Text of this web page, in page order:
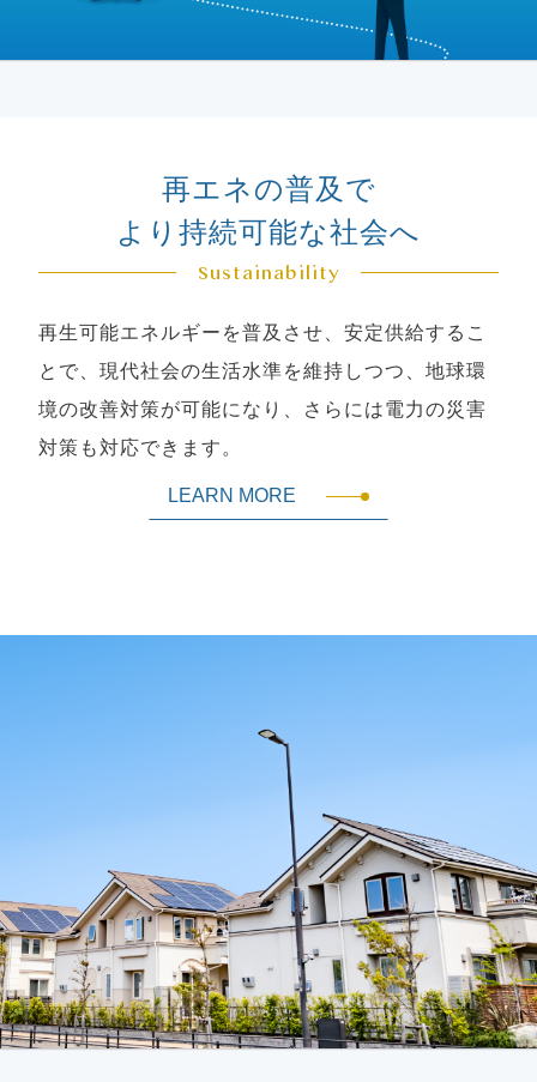
再エネの普及で
より持続可能な社会へ
Sustainability
再生可能エネルギーを普及させ、安定供給するこ
とで、現代社会の生活水準を維持しつつ、地球環
境の改善対策が可能になり、さらには電力の災害
対策も対応できます。
LEARN MORE